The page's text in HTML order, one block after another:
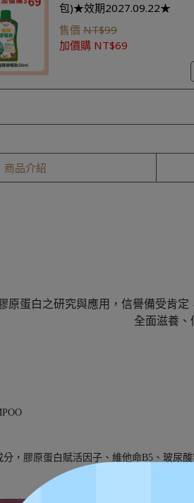
包)★效期2027.09.22★
售價 NT$99
加價購 NT$69
商品介紹
原蛋白之研究與應用，信譽備受肯
全面滋養
，膠原蛋白賦活因子、維他命B5、玻尿